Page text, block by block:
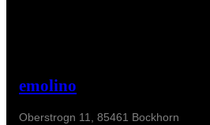
emolino
Oberstrogn 11, 85461 Bockhorn